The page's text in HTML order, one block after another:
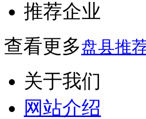
推荐企业
查看更多盘县推
关于我们
网站介绍